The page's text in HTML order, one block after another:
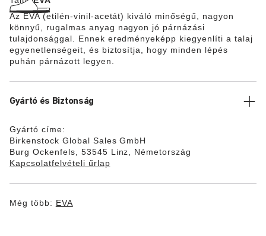
Az EVA (etilén-vinil-acetát) kiváló minőségű, nagyon
könnyű, rugalmas anyag nagyon jó párnázási
tulajdonsággal. Ennek eredményeképp kiegyenlíti a talaj
egyenetlenségeit, és biztosítja, hogy minden lépés
puhán párnázott legyen.
Gyártó és Biztonság
Gyártó címe:
Birkenstock Global Sales GmbH
Burg Ockenfels, 53545 Linz, Németország
Kapcsolatfelvételi űrlap
Még több: EVA